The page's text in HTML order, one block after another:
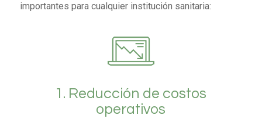
importantes para cualquier institución sanitaria:
1. Reducción de costos
operativos